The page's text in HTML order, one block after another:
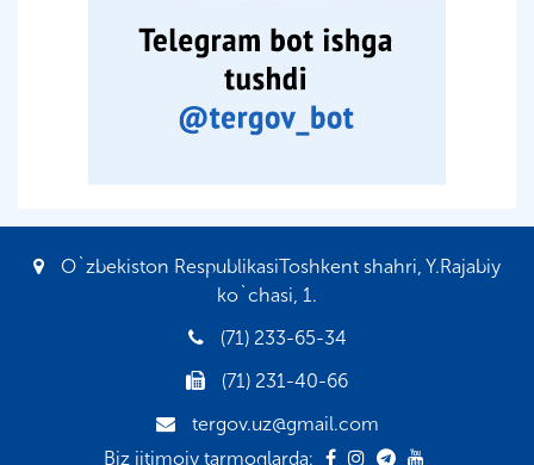
O`zbekiston RespublikasiToshkent shahri, Y.Rajabiy
ko`chasi, 1.
(71) 233-65-34
(71) 231-40-66
tergov.uz@gmail.com
Biz ijtimoiy tarmoqlarda: